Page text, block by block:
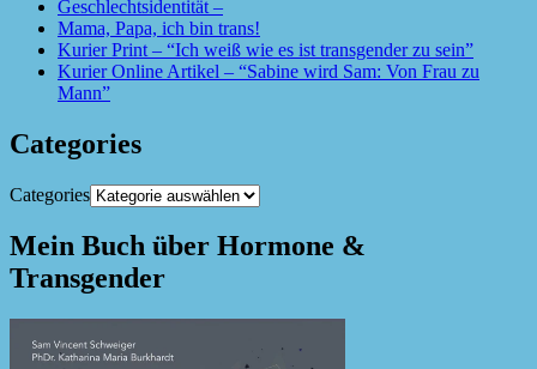
Geschlechtsidentität –
Mama, Papa, ich bin trans!
Kurier Print – “Ich weiß wie es ist transgender zu sein”
Kurier Online Artikel – “Sabine wird Sam: Von Frau zu
Mann”
Categories
Categories
Mein Buch über Hormone &
Transgender